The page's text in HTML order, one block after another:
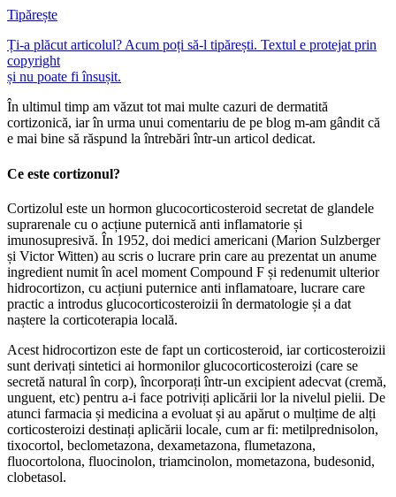
Tipărește
Ți-a plăcut articolul? Acum poți să-l tipărești. Textul e protejat prin
copyright
și nu poate fi însușit.
În ultimul timp am văzut tot mai multe cazuri de dermatită
cortizonică, iar în urma unui comentariu de pe blog m-am gândit că
e mai bine să răspund la întrebări într-un articol dedicat.
Ce este cortizonul?
Cortizolul este un hormon glucocorticosteroid secretat de glandele
suprarenale cu o acțiune puternică anti inflamatorie și
imunosupresivă. În 1952, doi medici americani (Marion Sulzberger
și Victor Witten) au scris o lucrare prin care au prezentat un anume
ingredient numit în acel moment Compound F și redenumit ulterior
hidrocortizon, cu acțiuni puternice anti inflamatoare, lucrare care
practic a introdus glucocorticosteroizii în dermatologie și a dat
naștere la corticoterapia locală.
Acest hidrocortizon este de fapt un corticosteroid, iar corticosteroizii
sunt derivați sintetici ai hormonilor glucocorticosteroizi (care se
secretă natural în corp), încorporați într-un excipient adecvat (cremă,
unguent, etc) pentru a-i face potriviți aplicării lor la nivelul pielii. De
atunci farmacia și medicina a evoluat și au apărut o mulțime de alți
corticosteroizi destinați aplicării locale, cum ar fi: metilprednisolon,
tixocortol, beclometazona, dexametazona, flumetazona,
fluocortolona, fluocinolon, triamcinolon, mometazona, budesonid,
clobetasol.